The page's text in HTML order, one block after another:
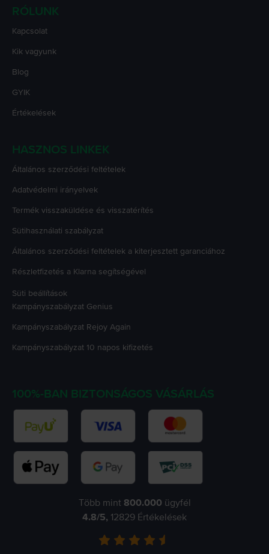
RÓLUNK
Kapcsolat
Kik vagyunk
Blog
GYIK
Értékelések
HASZNOS LINKEK
Általános szerződési feltételek
Adatvédelmi irányelvek
Termék visszaküldése és visszatérítés
Sütihasználati szabályzat
Általános szerződési feltételek a kiterjesztett garanciához
Részletfizetés a Klarna segítségével
Süti beállítások
Kampányszabályzat Genius
Kampányszabályzat Rejoy Again
Kampányszabályzat 10 napos kifizetés
100%-BAN BIZTONSÁGOS VÁSÁRLÁS
Több mint 800.000 ügyfél
4.8/5, 12829 Értékelések